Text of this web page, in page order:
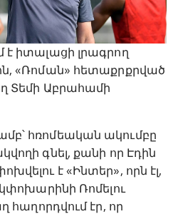
է իտալացի լրագրող
«Ռոման» հետաքրքրված
Տեմի Աբրահամի
հռոմեական ակումբը
գնել, քանի որ Էդին
է «Ինտեր», որն էլ,
Ռոմելու
հաղորդվում էր, որ